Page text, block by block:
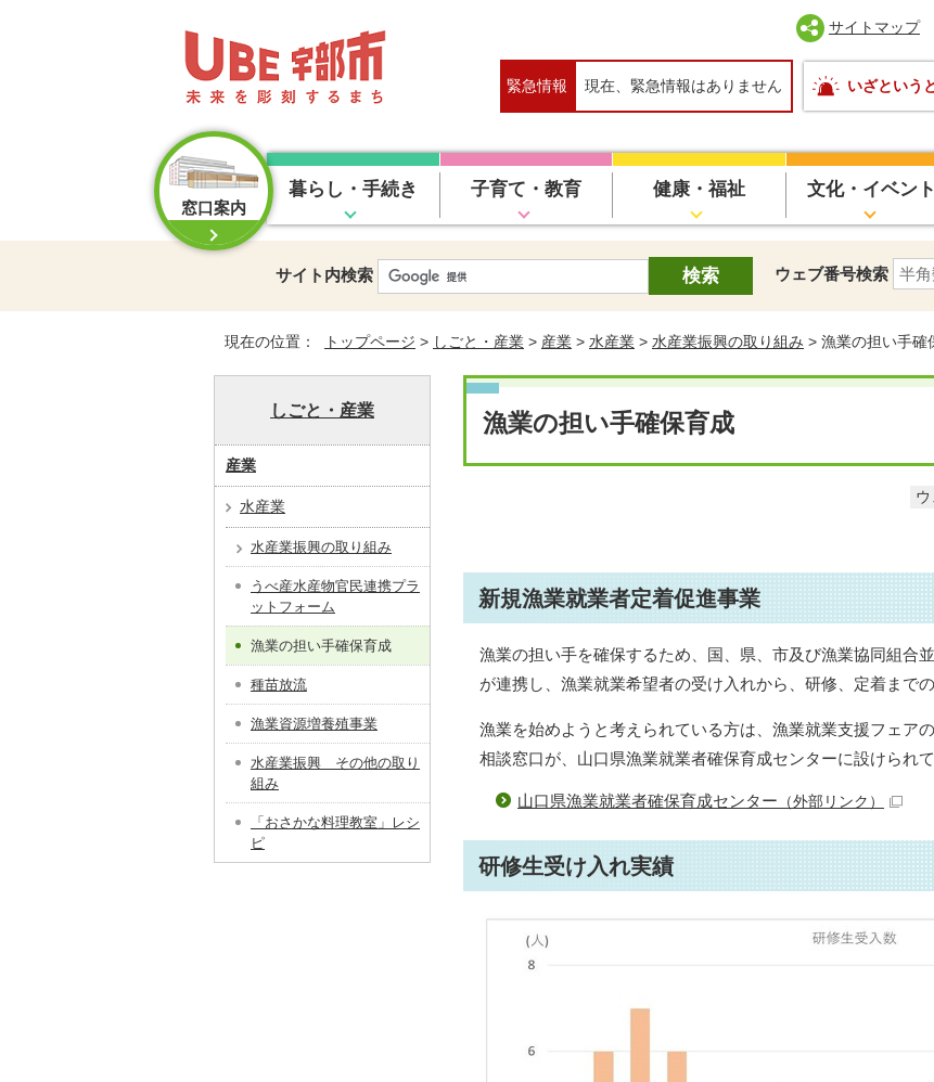
サイトマップ
緊急情報 現在、緊急情報はありません いざという
窓口案内
暮らし・手続き 子育て・教育 健康・福祉 文化・イベント
サイト内検索 ウェブ番号検索
現在の位置： トップページ > しごと・産業 > 産業 > 水産業 > 水産業振興の取り組み > 漁業の担い手確
漁業の担い手確保育成
新規漁業就業者定着促進事業
漁業の担い手を確保するため、国、県、市及び漁業協同組合
が連携し、漁業就業希望者の受け入れから、研修、定着まで
漁業を始めようと考えられている方は、漁業就業支援フェア
相談窓口が、山口県漁業就業者確保育成センターに設けられ
山口県漁業就業者確保育成センター （外部リンク）
研修生受け入れ実績
しごと・産業
産業
水産業
水産業振興の取り組み
うべ産水産物官民連携プラ
ットフォーム
漁業の担い手確保育成
種苗放流
漁業資源増養殖事業
水産業振興 その他の取り
組み
「おさかな料理教室」レシ
ピ